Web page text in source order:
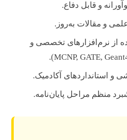
و قابل دفاع.
و مقالات به‌روز.
از نرم‌افزارهای تخصصی و
و استانداردهای آکادمیک.
منظم مراحل پایان‌نامه.